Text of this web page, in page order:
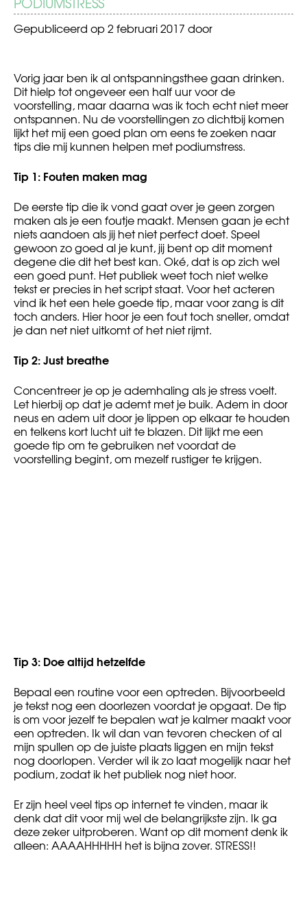
Gepubliceerd op2 februari 2017 door
Vorig jaar ben ik al ontspanningsthee gaan drinken.
Dit hielp tot ongeveer een half uur voor de
voorstelling, maar daarna was ik toch echt niet meer
ontspannen. Nu de voorstellingen zo dichtbij komen
lijkt het mij een goed plan om eens te zoeken naar
tips die mij kunnen helpen met podiumstress.
Tip 1: Fouten maken mag
De eerste tip die ik vond gaat over je geen zorgen
maken als je een foutje maakt. Mensen gaan je echt
niets aandoen als jij het niet perfect doet. Speel
gewoon zo goed al je kunt, jij bent op dit moment
degene die dit het best kan. Oké, dat is op zich wel
een goed punt. Het publiek weet toch niet welke
tekst er precies in het script staat. Voor het acteren
vind ik het een hele goede tip, maar voor zang is dit
toch anders. Hier hoor je een fout toch sneller, omdat
je dan net niet uitkomt of het niet rijmt.
Tip 2: Just breathe
Concentreer je op je ademhaling als je stress voelt.
Let hierbij op dat je ademt met je buik. Adem in door
neus en adem uit door je lippen op elkaar te houden
en telkens kort lucht uit te blazen. Dit lijkt me een
goede tip om te gebruiken net voordat de
voorstelling begint, om mezelf rustiger te krijgen.
Tip 3: Doe altijd hetzelfde
Bepaal een routine voor een optreden. Bijvoorbeeld
je tekst nog een doorlezen voordat je opgaat. De tip
is om voor jezelf te bepalen wat je kalmer maakt voor
een optreden. Ik wil dan van tevoren checken of al
mijn spullen op de juiste plaats liggen en mijn tekst
nog doorlopen. Verder wil ik zo laat mogelijk naar het
podium, zodat ik het publiek nog niet hoor.
Er zijn heel veel tips op internet te vinden, maar ik
denk dat dit voor mij wel de belangrijkste zijn. Ik ga
deze zeker uitproberen. Want op dit moment denk ik
alleen: AAAAHHHHH het is bijna zover. STRESS!!